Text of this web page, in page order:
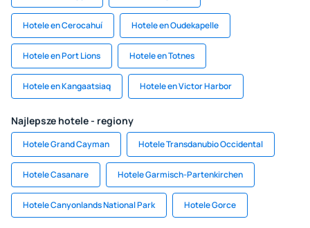
Hotele en Cerocahuí Hotele en Oudekapelle
Hotele en Port Lions Hotele en Totnes
Hotele en Kangaatsiaq Hotele en Victor Harbor
Najlepsze hotele - regiony
Hotele Grand Cayman Hotele Transdanubio Occidental
Hotele Casanare Hotele Garmisch-Partenkirchen
Hotele Canyonlands National Park Hotele Gorce